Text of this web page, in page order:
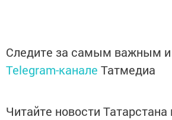
Следите за самым важным
Telegram-канале Татмедиа
Читайте новости Татарстана